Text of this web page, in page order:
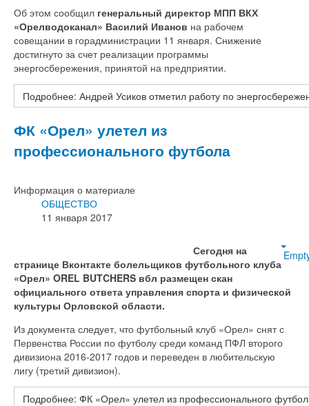
Об этом сообщил генеральный директор МПП ВКХ
«Орелводоканал» Василий Иванов на рабочем
совещании в горадминистрации 11 января. Снижение
достигнуто за счет реализации программы
энергосбережения, принятой на предприятии.
Подробнее: Андрей Усиков отметил работу по
ФК «Орел» улетел из
профессионального футбола
Информация о материале
ОБЩЕСТВО
11 января 2017
Сегодня на
странице Вконтакте болельщиков футбольного клуба
«Орел» OREL BUTCHERS вбл размещен скан
официального ответа управления спорта и физической
культуры Орловской области.
Из документа следует, что футбольный клуб «Орел» снят с
Первенства России по футболу среди команд ПФЛ второго
дивизиона 2016-2017 годов и переведен в любительскую
лигу (третий дивизион).
Подробнее: ФК «Орел» улетел из профессионального